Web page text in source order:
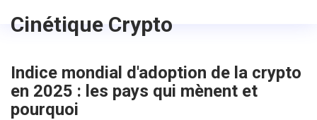
Cinétique Crypto
Indice mondial d'adoption de la crypto
en 2025 : les pays qui mènent et
pourquoi